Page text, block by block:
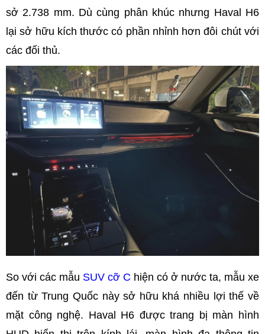
sở 2.738 mm. Dù cùng phân khúc nhưng Haval H6
lại sở hữu kích thước có phần nhỉnh hơn đôi chút với
các đối thủ.
So với các mẫu SUV cỡ C hiện có ở nước ta, mẫu xe
đến từ Trung Quốc này sở hữu khá nhiều lợi thế về
mặt công nghệ. Haval H6 được trang bị màn hình